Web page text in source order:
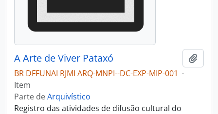
A Arte de Viver Pataxó
BR DFFUNAI RJMI ARQ-MNPI--DC-EXP-MIP-001 ·
Item
Parte deArquivístico
Registro das atividades de difusão cultural do